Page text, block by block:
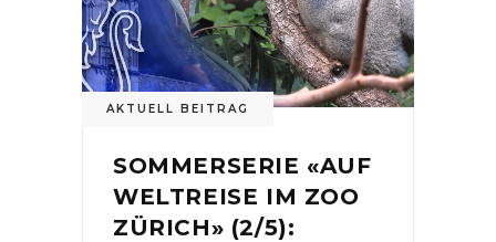
AKTUELL BEITRAG
SOMMERSERIE «AUF
WELTREISE IM ZOO
ZÜRICH» (2/5):